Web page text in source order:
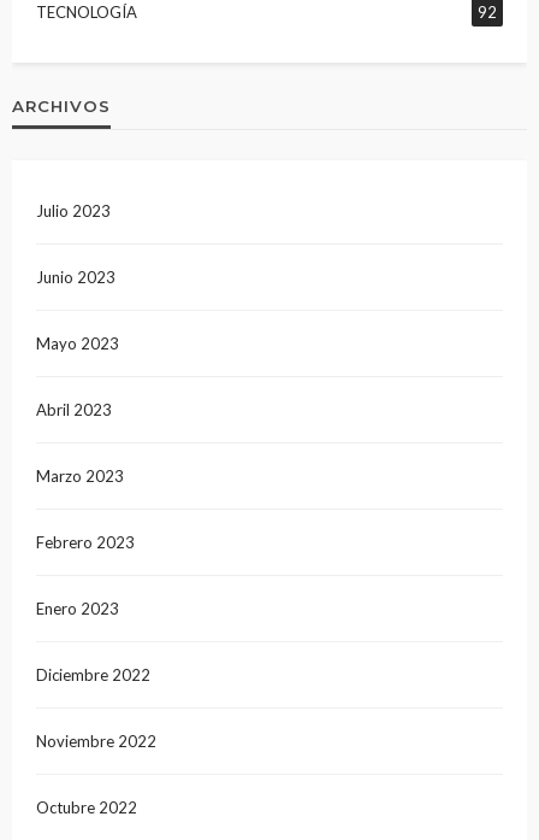
TECNOLOGÍA 92
ARCHIVOS
Julio 2023
Junio 2023
Mayo 2023
Abril 2023
Marzo 2023
Febrero 2023
Enero 2023
Diciembre 2022
Noviembre 2022
Octubre 2022